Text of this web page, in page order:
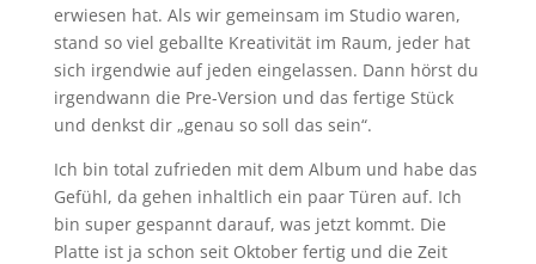
erwiesen hat. Als wir gemeinsam im Studio waren,
stand so viel geballte Kreativität im Raum, jeder hat
sich irgendwie auf jeden eingelassen. Dann hörst du
irgendwann die Pre-Version und das fertige Stück
und denkst dir „genau so soll das sein“.
Ich bin total zufrieden mit dem Album und habe das
Gefühl, da gehen inhaltlich ein paar Türen auf. Ich
bin super gespannt darauf, was jetzt kommt. Die
Platte ist ja schon seit Oktober fertig und die Zeit